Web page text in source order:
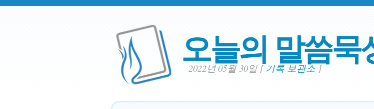
오늘의 말씀묵
2022년 05월 30일 [기록 보관소]